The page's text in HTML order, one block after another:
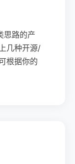
思路的产
几种开源/
根据你的